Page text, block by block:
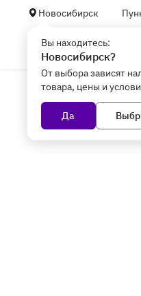
Новосибирск
Вы находитесь:
Новосибирск?
От выбора зависят
товара, цены и
Да
Главная Уцененные